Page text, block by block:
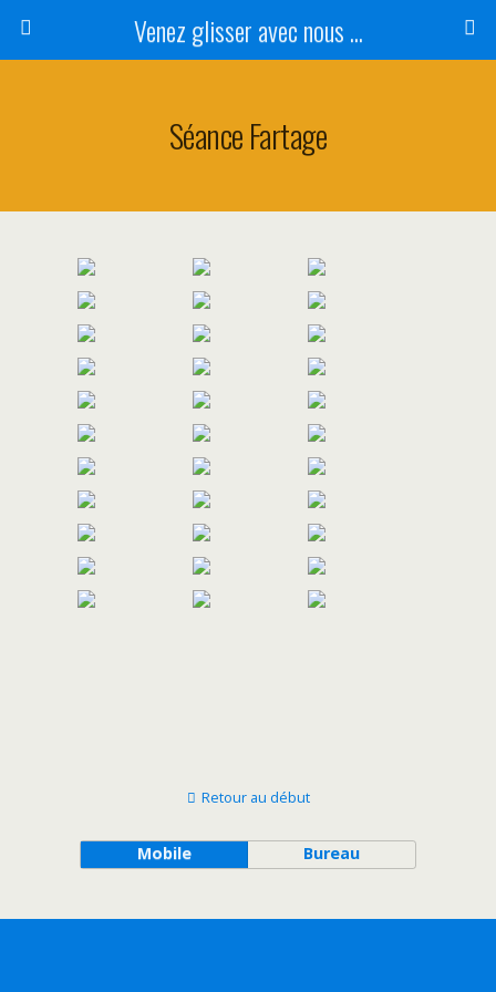
Venez glisser avec nous ...
Séance Fartage
Retour au début
Mobile Bureau